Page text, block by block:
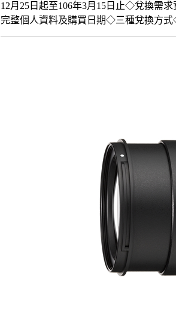
12月25日起至106年3月15日止◇兌換需
完整個人資料及購買日期◇三種兌換方